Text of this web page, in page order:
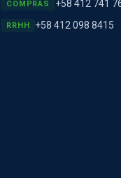
COMPRAS +58 412 741
RRHH +58 412 098 8415